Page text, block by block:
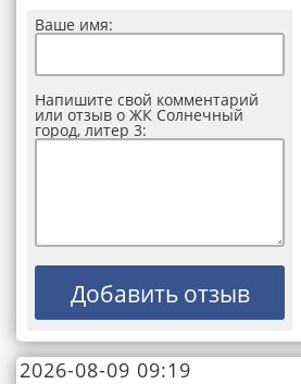
Ваше имя:
Напишите свой комментарий
или отзыв о ЖК Солнечный
город, литер 3:
2026-08-09 09:19